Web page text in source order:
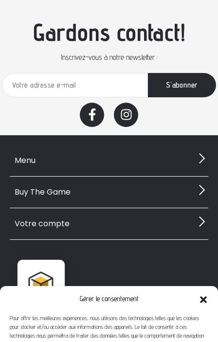
Gérer le consentement
Pour offrir les meilleures expériences, nous utilisons des technologies telles que les cookies
pour stocker et/ou accéder aux informations des appareils. Le fait de consentir à ces
technologies nous permettra de traiter des données telles que le comportement de navigation
Gardons contact!
Inscrivez-vous à notre newsletter :
Menu
Buy The Game
Votre compte